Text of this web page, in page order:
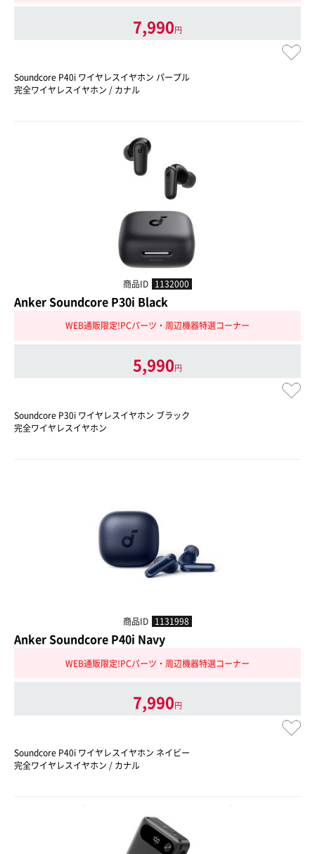
7,990円
Soundcore P40i ワイヤレスイヤホン パープル
完全ワイヤレスイヤホン / カナル
商品ID 1132000
Anker Soundcore P30i Black
WEB通販限定!PCパーツ・周辺機器特選コーナー
5,990円
Soundcore P30i ワイヤレスイヤホン ブラック
完全ワイヤレスイヤホン
商品ID 1131998
Anker Soundcore P40i Navy
WEB通販限定!PCパーツ・周辺機器特選コーナー
7,990円
Soundcore P40i ワイヤレスイヤホン ネイビー
完全ワイヤレスイヤホン / カナル